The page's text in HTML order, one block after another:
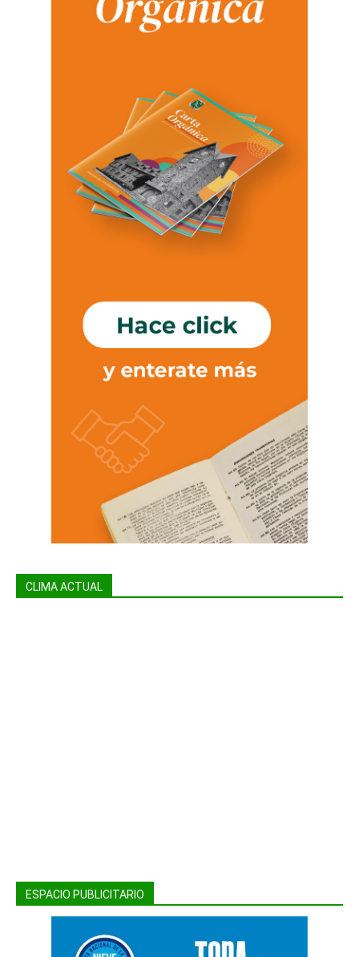
CLIMA ACTUAL
ESPACIO PUBLICITARIO